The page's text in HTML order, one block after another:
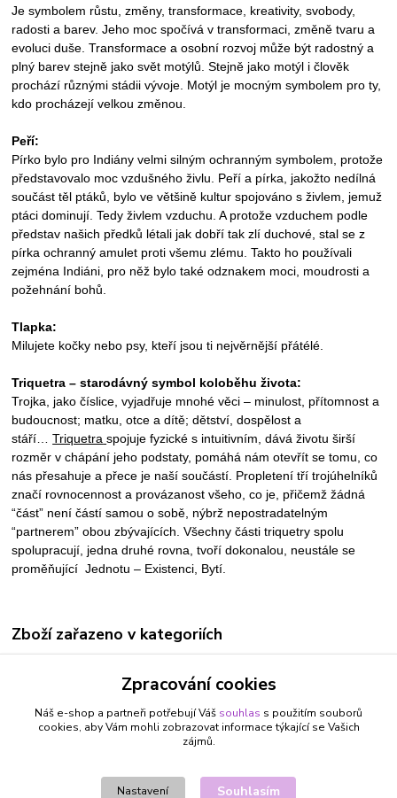
Je symbolem růstu, změny, transformace, kreativity, svobody,
radosti a barev. Jeho moc spočívá v transformaci, změně tvaru a
evoluci duše. Transformace a osobní rozvoj může být radostný a
plný barev stejně jako svět motýlů. Stejně jako motýl i člověk
prochází různými stádii vývoje. Motýl je mocným symbolem pro ty,
kdo procházejí velkou změnou.
Peří:
Pírko bylo pro Indiány velmi silným ochranným symbolem, protože
představovalo moc vzdušného živlu. Peří a pírka, jakožto nedílná
součást těl ptáků, bylo ve většině kultur spojováno s živlem, jemuž
ptáci dominují. Tedy živlem vzduchu. A protože vzduchem podle
představ našich předků létali jak dobří tak zlí duchové, stal se z
pírka ochranný amulet proti všemu zlému. Takto ho používali
zejména Indiáni, pro něž bylo také odznakem moci, moudrosti a
požehnání bohů.
Tlapka:
Milujete kočky nebo psy, kteří jsou ti nejvěrnější přátélé.
Triquetra – starodávný symbol koloběhu života:
Trojka, jako číslice, vyjadřuje mnohé věci – minulost, přítomnost a
budoucnost; matku, otce a dítě; dětství, dospělost a
stáří…Triquetra spojuje fyzické s intuitivním, dává životu širší
rozměr v chápání jeho podstaty, pomáhá nám otevřít se tomu, co
nás přesahuje a přece je naší součástí. Propletení tří trojúhelníků
značí rovnocennost a provázanost všeho, co je, přičemž žádná
“část” není částí samou o sobě, nýbrž nepostradatelným
“partnerem” obou zbývajících. Všechny části triquetry spolu
spolupracují, jedna druhé rovna, tvoří dokonalou, neustále se
proměňující Jednotu – Existenci, Bytí.
Zboží zařazeno v kategoriích
BLÍŽENCI 22.5. - 21.6.
STŘELEC 23.11. - 21.12.
Zpracování cookies
Náš e-shop a partneři potřebují Váš souhlas s použitím souborů
cookies, aby Vám mohli zobrazovat informace týkající se Vašich
zájmů.
Nastavení Souhlasím